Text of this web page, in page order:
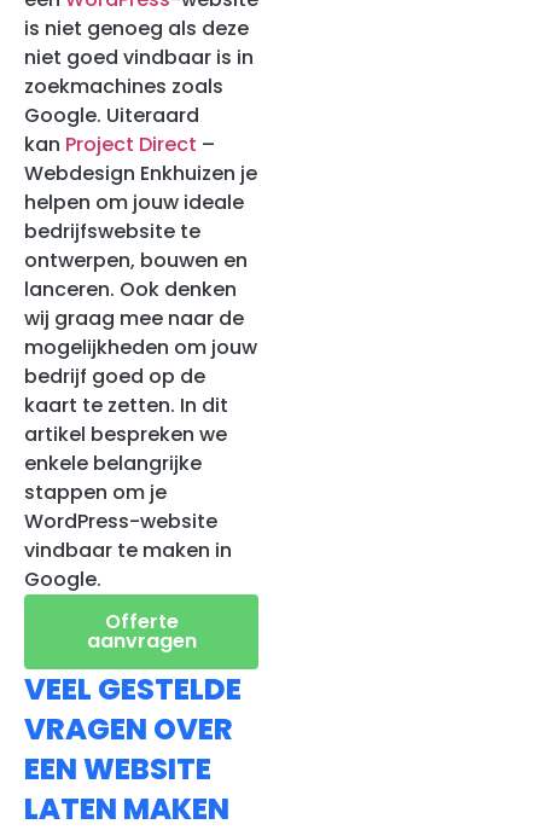
is niet genoeg als deze
niet goed vindbaar is in
zoekmachines zoals
Google. Uiteraard
kan Project Direct –
Webdesign Enkhuizen je
helpen om jouw ideale
bedrijfswebsite te
ontwerpen, bouwen en
lanceren. Ook denken
wij graag mee naar de
mogelijkheden om jouw
bedrijf goed op de
kaart te zetten. In dit
artikel bespreken we
enkele belangrijke
stappen om je
WordPress-website
vindbaar te maken in
Google.
Offerte
aanvragen
VEEL GESTELDE
VRAGEN OVER
EEN WEBSITE
LATEN MAKEN